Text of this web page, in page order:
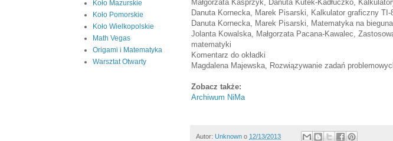
Małgorzata Kasprzyk, Danuta Kutek-Kadłuczko,
Danuta Kornecka, Marek Pisarski, Kalkulator graficzny TI-
Danuta Kornecka, Marek Pisarski, Matematyka na
Jolanta Kowalska, Małgorzata Pacana-Kawalec,
matematyki
Komentarz do okładki
Magdalena Majewska, Rozwiązywanie zadań
Zobacz także:
Archiwum NiMa
Autor: Unknown o 12/13/2013
Koło Mazurskie
Koło Pomorskie
Koło Wielkopolskie
Math Vegas
Origami i Matematyka
Warsztat Otwarty